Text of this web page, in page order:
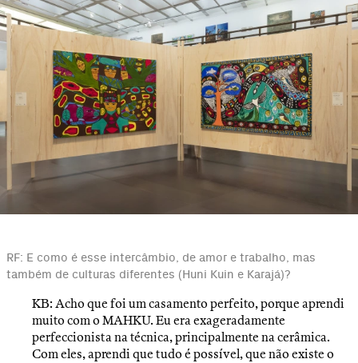
RF: E como é esse intercâmbio, de amor e trabalho, mas
também de culturas diferentes (Huni Kuin e Karajá)?
KB: Acho que foi um casamento perfeito, porque aprendi
muito com o MAHKU. Eu era exageradamente
perfeccionista na técnica, principalmente na cerâmica.
Com eles, aprendi que tudo é possível, que não existe o